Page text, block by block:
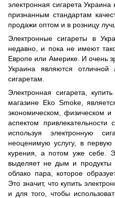
электронная сигарета
признанным стандартам
продажи оптом и в розницу
Электронные сигареты в
недавно, и пока не имеют
Европе или Америке. И очень
Украина являются отличной
сигаретам.
Электронная сигарета,
магазине Eko Smoke,
экономическом, физическом
аспектом
используя электронную
неоценимую услугу, в первую
курения, а потом уже себе.
выделяет не дым и продукты
облако пара, которое
Это значит, что купить
и для того, чтобы